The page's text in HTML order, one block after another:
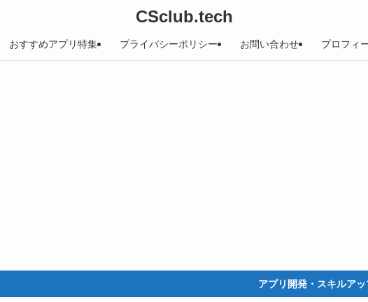
CSclub.tech
おすすめアプリ特集 プライバシーポリシー お問い合わせ プロフィ
アプリ開発・スキルアップ・